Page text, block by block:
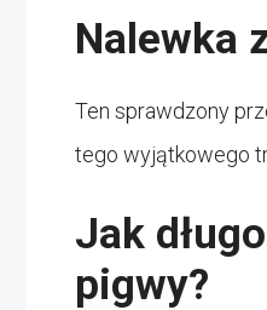
Nalewka
Ten sprawdzony
tego wyjątkowego
Jak
pigwy?